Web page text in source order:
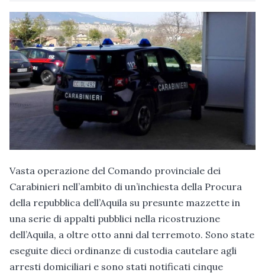
Vasta operazione del Comando provinciale dei
Carabinieri nell’ambito di un’inchiesta della Procura
della repubblica dell’Aquila su presunte mazzette in
una serie di appalti pubblici nella ricostruzione
dell’Aquila, a oltre otto anni dal terremoto. Sono state
eseguite dieci ordinanze di custodia cautelare agli
arresti domiciliari e sono stati notificati cinque